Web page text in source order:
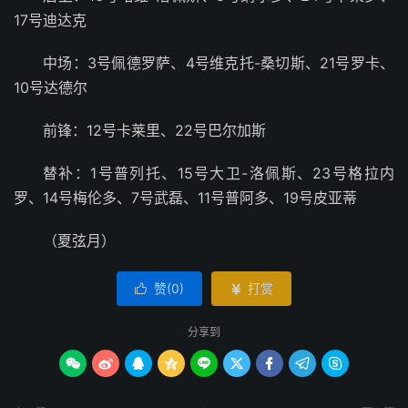
17号迪达克
中场：3号佩德罗萨、4号维克托-桑切斯、21号罗卡、
10号达德尔
前锋：12号卡莱里、22号巴尔加斯
替补：1号普列托、15号大卫-洛佩斯、23号格拉内
罗、14号梅伦多、7号武磊、11号普阿多、19号皮亚蒂
（夏弦月）
 赞(0)  打赏
分享到
        